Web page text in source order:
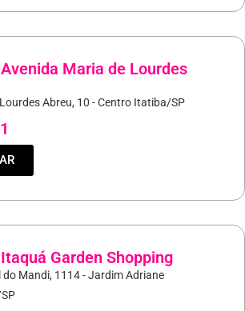
Maria de Lourdes
Abreu, 10 - Centro Itatiba/SP
Garden Shopping
Mandi, 1114 - Jardim Adriane